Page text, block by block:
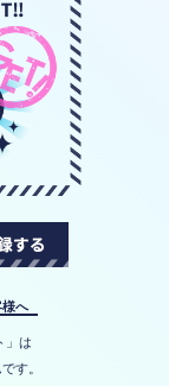
へ
」は
す。